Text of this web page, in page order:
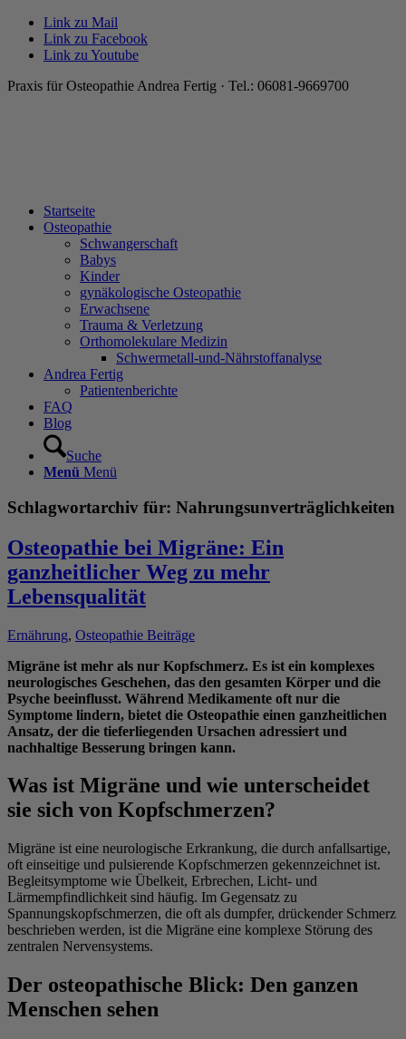
Link zu Mail
Link zu Facebook
Link zu Youtube
Praxis für Osteopathie Andrea Fertig · Tel.: 06081-9669700
Startseite
Osteopathie
Schwangerschaft
Babys
Kinder
gynäkologische Osteopathie
Erwachsene
Trauma & Verletzung
Orthomolekulare Medizin
Schwermetall-und-Nährstoffanalyse
Andrea Fertig
Patientenberichte
FAQ
Blog
Suche
Menü Menü
Schlagwortarchiv für: Nahrungsunverträglichkeiten
Osteopathie bei Migräne: Ein
ganzheitlicher Weg zu mehr
Lebensqualität
Ernährung, Osteopathie Beiträge
Migräne ist mehr als nur Kopfschmerz. Es ist ein komplexes
neurologisches Geschehen, das den gesamten Körper und die
Psyche beeinflusst. Während Medikamente oft nur die
Symptome lindern, bietet die Osteopathie einen ganzheitlichen
Ansatz, der die tieferliegenden Ursachen adressiert und
nachhaltige Besserung bringen kann.
Was ist Migräne und wie unterscheidet
sie sich von Kopfschmerzen?
Migräne ist eine neurologische Erkrankung, die durch anfallsartige,
oft einseitige und pulsierende Kopfschmerzen gekennzeichnet ist.
Begleitsymptome wie Übelkeit, Erbrechen, Licht- und
Lärmempfindlichkeit sind häufig. Im Gegensatz zu
Spannungskopfschmerzen, die oft als dumpfer, drückender Schmerz
beschrieben werden, ist die Migräne eine komplexe Störung des
zentralen Nervensystems.
Der osteopathische Blick: Den ganzen
Menschen sehen